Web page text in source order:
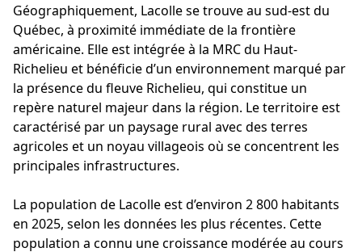
Géographiquement, Lacolle se trouve au sud-est du
Québec, à proximité immédiate de la frontière
américaine. Elle est intégrée à la MRC du Haut-
Richelieu et bénéficie d’un environnement marqué par
la présence du fleuve Richelieu, qui constitue un
repère naturel majeur dans la région. Le territoire est
caractérisé par un paysage rural avec des terres
agricoles et un noyau villageois où se concentrent les
principales infrastructures.
La population de Lacolle est d’environ 2 800 habitants
en 2025, selon les données les plus récentes. Cette
population a connu une croissance modérée au cours